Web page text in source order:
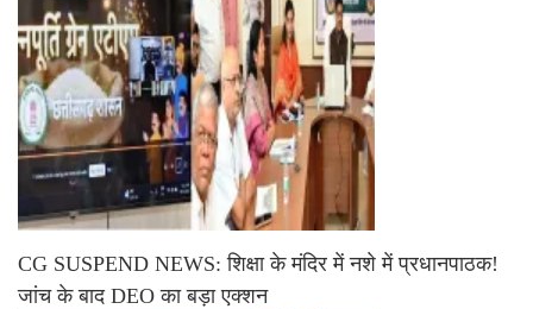
CG SUSPEND NEWS: शिक्षा के मंदिर में नशे में प्रधानपाठक!
जांच के बाद DEO का बड़ा एक्शन